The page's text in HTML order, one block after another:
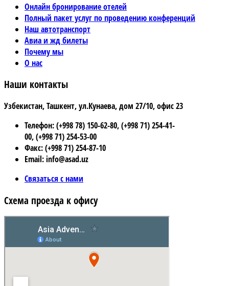
Онлайн бронирование отелей
Полный пакет услуг по проведению конференций
Наш автотранспорт
Авиа и жд билеты
Почему мы
О нас
Наши контакты
Узбекистан, Ташкент, ул.Кунаева, дом 27/10, офис 23
Телефон: (+998 78) 150-62-80, (+998 71) 254-41-
00, (+998 71) 254-53-00
Факс: (+998 71) 254-87-10
Email: info@asad.uz
Связаться с нами
Схема проезда к офису